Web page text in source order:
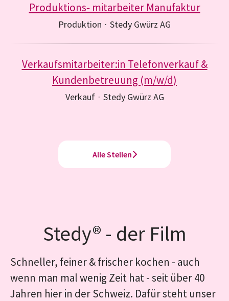
Produktions‐ mitarbeiter Manufaktur
Produktion · Stedy Gwürz AG
Verkaufsmitarbeiter:in Telefonverkauf &
Kundenbetreuung (m/w/d)
Verkauf · Stedy Gwürz AG
Alle Stellen
Stedy® - der Film
Schneller, feiner & frischer kochen - auch
wenn man mal wenig Zeit hat - seit über 40
Jahren hier in der Schweiz. Dafür steht unser